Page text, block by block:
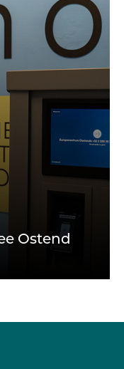
Ostend